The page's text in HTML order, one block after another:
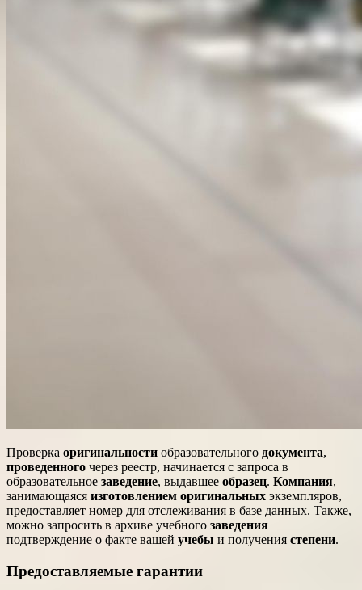
Проверка оригинальности образовательного документа,
проведенного через реестр, начинается с запроса в
образовательное заведение, выдавшее образец. Компания,
занимающаяся изготовлением оригинальных экземпляров,
предоставляет номер для отслеживания в базе данных. Также,
можно запросить в архиве учебного заведения
подтверждение о факте вашей учебы и получения степени.
Предоставляемые гарантии